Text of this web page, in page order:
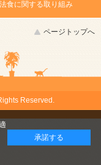
食に関する取り組み
ページトップへ
Reserved.
承諾する